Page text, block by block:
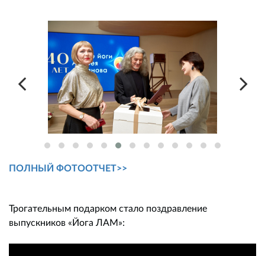
ПОЛНЫЙ ФОТООТЧЕТ>>
Трогательным подарком стало поздравление
выпускников «Йога ЛАМ»: